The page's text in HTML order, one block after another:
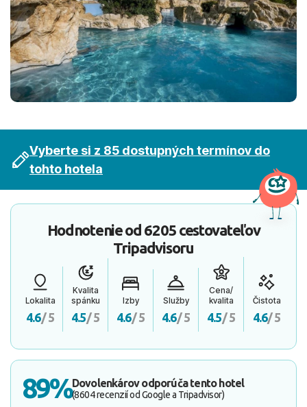
Vyberte si z 85 dostupných termínov do
tohto hotela
Hodnotenie od 6205 cestovateľov
Tripadvisoru
Lokalita
4.6/ 5
Kvalita
spánku
4.5/ 5
Izby
4.6/ 5
Služby
4.6/ 5
Cena/
kvalita
4.5/ 5
Čistota
4.6/ 5
89%Dovolenkárov odporúča tento hotel
(8604 recenzií od Google a Tripadvisor)